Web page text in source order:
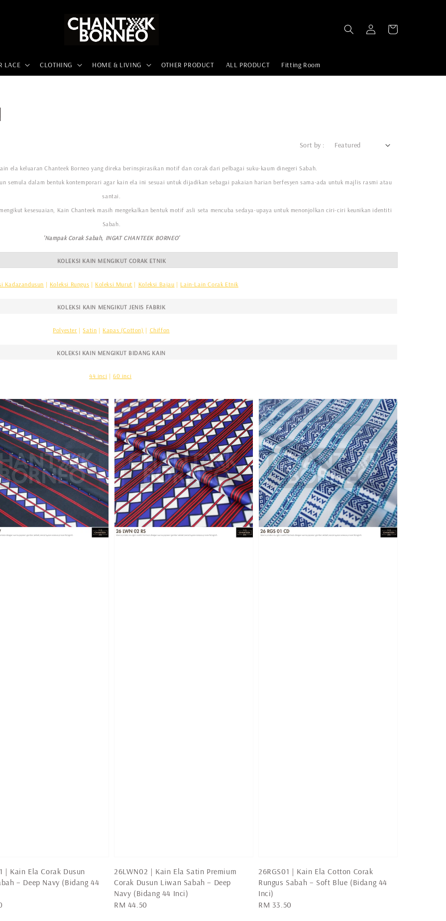
LACE CLOTHING HOME & LIVING OTHER PRODUCT ALL PRODUCT Fitting Room
Sort by :
ela keluaran Chanteek Borneo yang direka berinspirasikan motif dan corak dari pelbagai suku-kaum dinegeri Sabah.
semula dalam bentuk kontemporari agar kain ela ini sesuai untuk dijadikan sebagai pakaian harian berfesyen sama-ada untuk majlis rasmi atau
santai.
kesesuaian, Kain Chanteek masih mengekalkan bentuk motif asli seta mencuba sedaya-upaya untuk menonjolkan ciri-ciri keunikan identiti
Sabah.
'Nampak Corak Sabah, INGAT CHANTEEK BORNEO'
KOLEKSI KAIN MENGIKUT CORAK ETNIK
Kadazandusun | Koleksi Rungus | Koleksi Murut | Koleksi Bajau | Lain-Lain Corak Etnik
KOLEKSI KAIN MENGIKUT JENIS FABRIK
Polyester |Satin | Kapas (Cotton) | Chiffon
KOLEKSI KAIN MENGIKUT BIDANG KAIN
44 inci |60 inci
| Kain Ela Corak Dusun
– Deep Navy (Bidang 44
26LWN02 | Kain Ela Satin Premium
Corak Dusun Liwan Sabah – Deep
Navy (Bidang 44 Inci)
Regular
RM 44.50
26RGS01 | Kain Ela Cotton Corak
Rungus Sabah – Soft Blue (Bidang 44
Inci)
Regular
RM 33.50